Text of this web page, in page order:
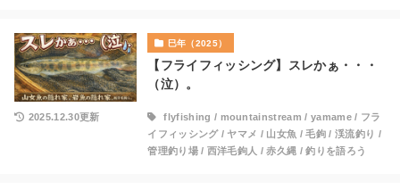
巳年（2025）
【フライフィッシング】スレかぁ・・・
（泣）。
2025.12.30更新 flyfishing / mountainstream / yamame/ フラ
イフィッシング/ ヤマメ / 山女魚 /毛鉤 / 渓流釣り /
管理釣り場/ 西洋毛鉤人 /赤久縄 /釣りを語ろう